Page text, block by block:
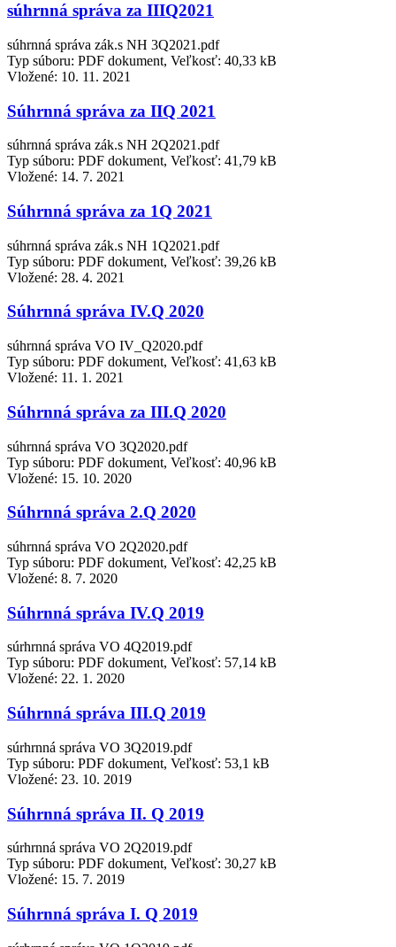
súhrnná správa za IIIQ2021
súhrnná správa zák.s NH 3Q2021.pdf
Typ súboru: PDF dokument, Veľkosť: 40,33 kB
Vložené: 10. 11. 2021
Súhrnná správa za IIQ 2021
súhrnná správa zák.s NH 2Q2021.pdf
Typ súboru: PDF dokument, Veľkosť: 41,79 kB
Vložené: 14. 7. 2021
Súhrnná správa za 1Q 2021
súhrnná správa zák.s NH 1Q2021.pdf
Typ súboru: PDF dokument, Veľkosť: 39,26 kB
Vložené: 28. 4. 2021
Súhrnná správa IV.Q 2020
súhrnná správa VO IV_Q2020.pdf
Typ súboru: PDF dokument, Veľkosť: 41,63 kB
Vložené: 11. 1. 2021
Súhrnná správa za III.Q 2020
súhrnná správa VO 3Q2020.pdf
Typ súboru: PDF dokument, Veľkosť: 40,96 kB
Vložené: 15. 10. 2020
Súhrnná správa 2.Q 2020
súhrnná správa VO 2Q2020.pdf
Typ súboru: PDF dokument, Veľkosť: 42,25 kB
Vložené: 8. 7. 2020
Súhrnná správa IV.Q 2019
súrhrnná správa VO 4Q2019.pdf
Typ súboru: PDF dokument, Veľkosť: 57,14 kB
Vložené: 22. 1. 2020
Súhrnná správa III.Q 2019
súrhrnná správa VO 3Q2019.pdf
Typ súboru: PDF dokument, Veľkosť: 53,1 kB
Vložené: 23. 10. 2019
Súhrnná správa II. Q 2019
súrhrnná správa VO 2Q2019.pdf
Typ súboru: PDF dokument, Veľkosť: 30,27 kB
Vložené: 15. 7. 2019
Súhrnná správa I. Q 2019